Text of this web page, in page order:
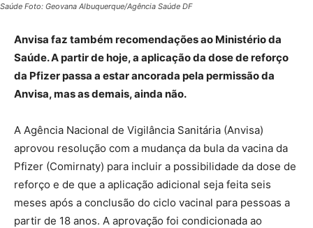
Saúde Foto: Geovana Albuquerque/Agência Saúde DF
Anvisa faz também recomendações ao Ministério da
Saúde. A partir de hoje, a aplicação da dose de reforço
da Pfizer passa a estar ancorada pela permissão da
Anvisa, mas as demais, ainda não.
A Agência Nacional de Vigilância Sanitária (Anvisa)
aprovou resolução com a mudança da bula da vacina da
Pfizer (Comirnaty) para incluir a possibilidade da dose de
reforço e de que a aplicação adicional seja feita seis
meses após a conclusão do ciclo vacinal para pessoas a
partir de 18 anos. A aprovação foi condicionada ao